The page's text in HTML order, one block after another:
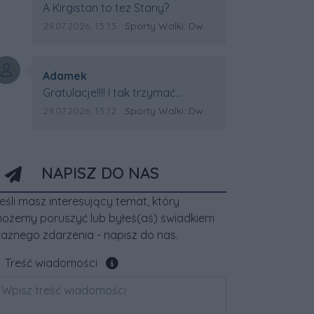
Treść komentarza:
A Kirgistan to tez Stany?
Data dodania komentarza:
29.07.2026, 13:13 Źródło komentarza:
Sporty Walki: Dwa medale za oceanem
Autor komentarza:
Adamek
Treść komentarza:
Gratulacje!!!! I tak trzymać
Kirgistan czeka na powtórkę z
Data dodania komentarza:
29.07.2026, 13:12 Źródło komentarza:
Sporty Walki: Dwa medale za oceanem
NAPISZ DO NAS
masz interesujący temat, który
poruszyć lub byłeś(aś) świadkiem
zdarzenia - napisz do nas.
Treść wiadomości
Pole wymagane